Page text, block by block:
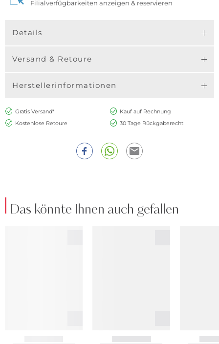
Filialverfügbarkeiten anzeigen & reservieren
Details
Versand & Retoure
Herstellerinformationen
Gratis Versand*
Kauf auf Rechnung
Kostenlose Retoure
30 Tage Rückgaberecht
Das könnte Ihnen auch gefallen